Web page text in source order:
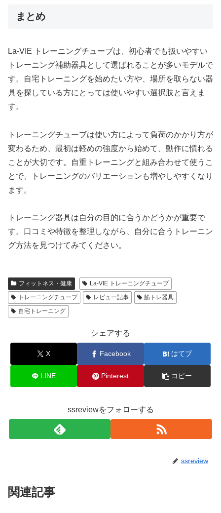
まとめ
La-VIE トレーニングチューブは、初心者でも扱いやすい
トレーニング補助器具として選ばれることが多いモデルで
す。自宅トレーニングを始めたい方や、場所を取らない器
具を探している方にとっては使いやすい選択肢と言えま
す。
トレーニングチューブは使い方によって負荷のかかり方が
変わるため、最初は軽めの強度から始めて、動作に慣れる
ことが大切です。自重トレーニングと組み合わせて使うこ
とで、トレーニングのバリエーションも増やしやすくなり
ます。
トレーニング器具は自分の目的に合うかどうかが重要で
す。口コミや特徴を整理しながら、自分に合うトレーニン
グ方法を見つけてみてください。
フィットネス・健康
La-VIE トレーニングチューブ
トレーニングチューブ
レビュー記事
筋トレ器具
自宅トレーニング
シェアする
X Facebook はてブ
LINE Pinterest コピー
ssreviewをフォローする
ssreview
関連記事